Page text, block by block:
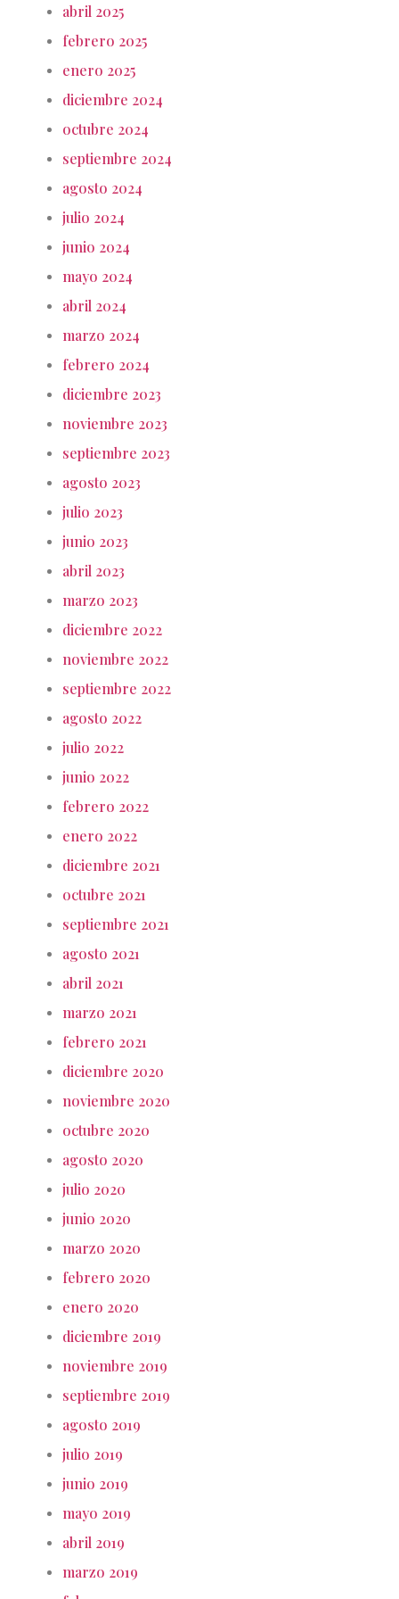
abril 2025
febrero 2025
enero 2025
diciembre 2024
octubre 2024
septiembre 2024
agosto 2024
julio 2024
junio 2024
mayo 2024
abril 2024
marzo 2024
febrero 2024
diciembre 2023
noviembre 2023
septiembre 2023
agosto 2023
julio 2023
junio 2023
abril 2023
marzo 2023
diciembre 2022
noviembre 2022
septiembre 2022
agosto 2022
julio 2022
junio 2022
febrero 2022
enero 2022
diciembre 2021
octubre 2021
septiembre 2021
agosto 2021
abril 2021
marzo 2021
febrero 2021
diciembre 2020
noviembre 2020
octubre 2020
agosto 2020
julio 2020
junio 2020
marzo 2020
febrero 2020
enero 2020
diciembre 2019
noviembre 2019
septiembre 2019
agosto 2019
julio 2019
junio 2019
mayo 2019
abril 2019
marzo 2019